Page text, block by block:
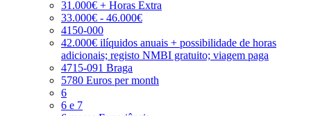
31.000€ + Horas Extra
33.000€ - 46.000€
4150-000
42.000€ ilíquidos anuais + possibilidade de horas
adicionais; registo NMBI gratuito; viagem paga
4715-091 Braga
5780 Euros per month
6
6 e 7